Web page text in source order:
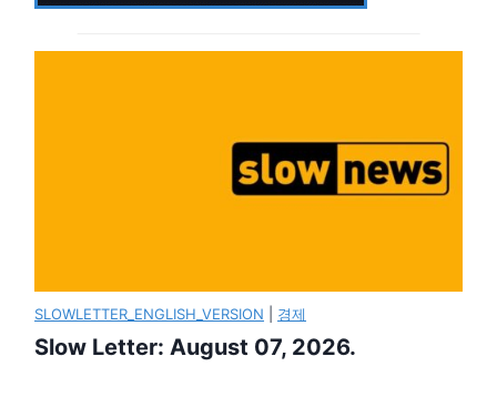
SLOWLETTER_ENGLISH_VERSION 경제
Slow Letter: August 07, 2026.